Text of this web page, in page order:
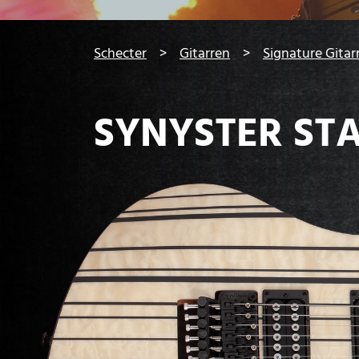
Schecter Gitarren Signature
SYNYSTER